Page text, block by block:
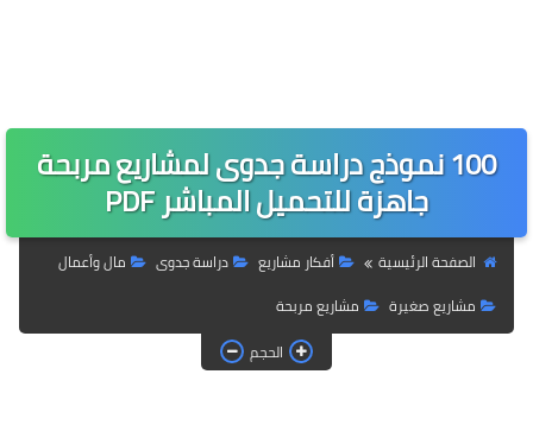
100 نموذج دراسة جدوى لمشاريع مربحة
جاهزة للتحميل المباشر PDF
الصفحة الرئيسية أفكار مشاريع دراسة جدوى
مال وأعمال
مشاريع صغيرة
مشاريع مربحة
الحجم